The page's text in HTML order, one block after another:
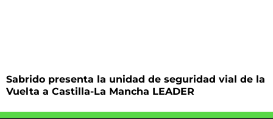
Sabrido presenta la unidad de seguridad vial de la
Vuelta a Castilla-La Mancha LEADER